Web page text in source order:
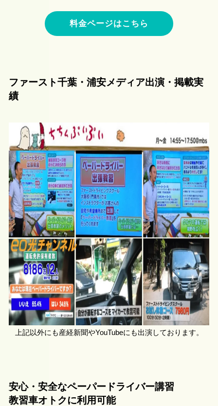
料金ページはこちら
ファースト千葉・浦安メディア出演・掲載実
績
上記以外にも産経新聞やYouTubeにも出演しております。
安心・安全なペーパードライバー講習
教習車オトクに利用可能